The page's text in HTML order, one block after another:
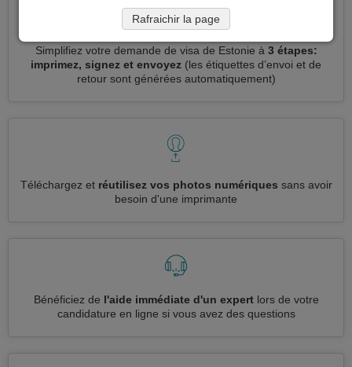
Simplifiez votre demande de visa de Estonie à 3 étapes:
imprimez, signez et envoyez (les étiquettes d’envoi et de
retour sont générées automatiquement)
Téléchargez et réutilisez vos photos numériques sans avoir
besoin d'une imprimante
Bénéficiez de l'aide immédiate d'un expertlors de votre
candidature en ligne si vous avez des questions
Rafraichir la page